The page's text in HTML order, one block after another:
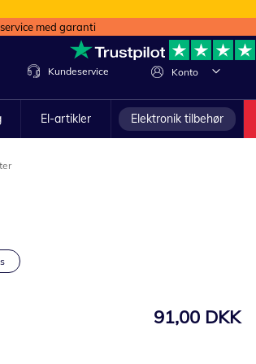
med garanti
Konto
Lave
Kundeservice
El-artikler Elektronik tilbehør
91,00 DKK